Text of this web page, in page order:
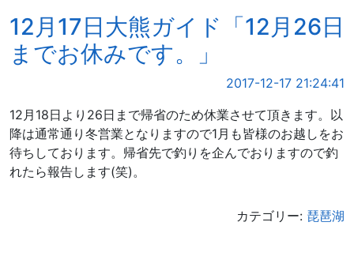
12月17日大熊ガイド「12月26日
までお休みです。」
2017-12-17 21:24:41
12月18日より26日まで帰省のため休業させて頂きます。以
降は通常通り冬営業となりますので1月も皆様のお越しをお
待ちしております。帰省先で釣りを企んでおりますので釣
れたら報告します(笑)。
カテゴリー: 琵琶湖